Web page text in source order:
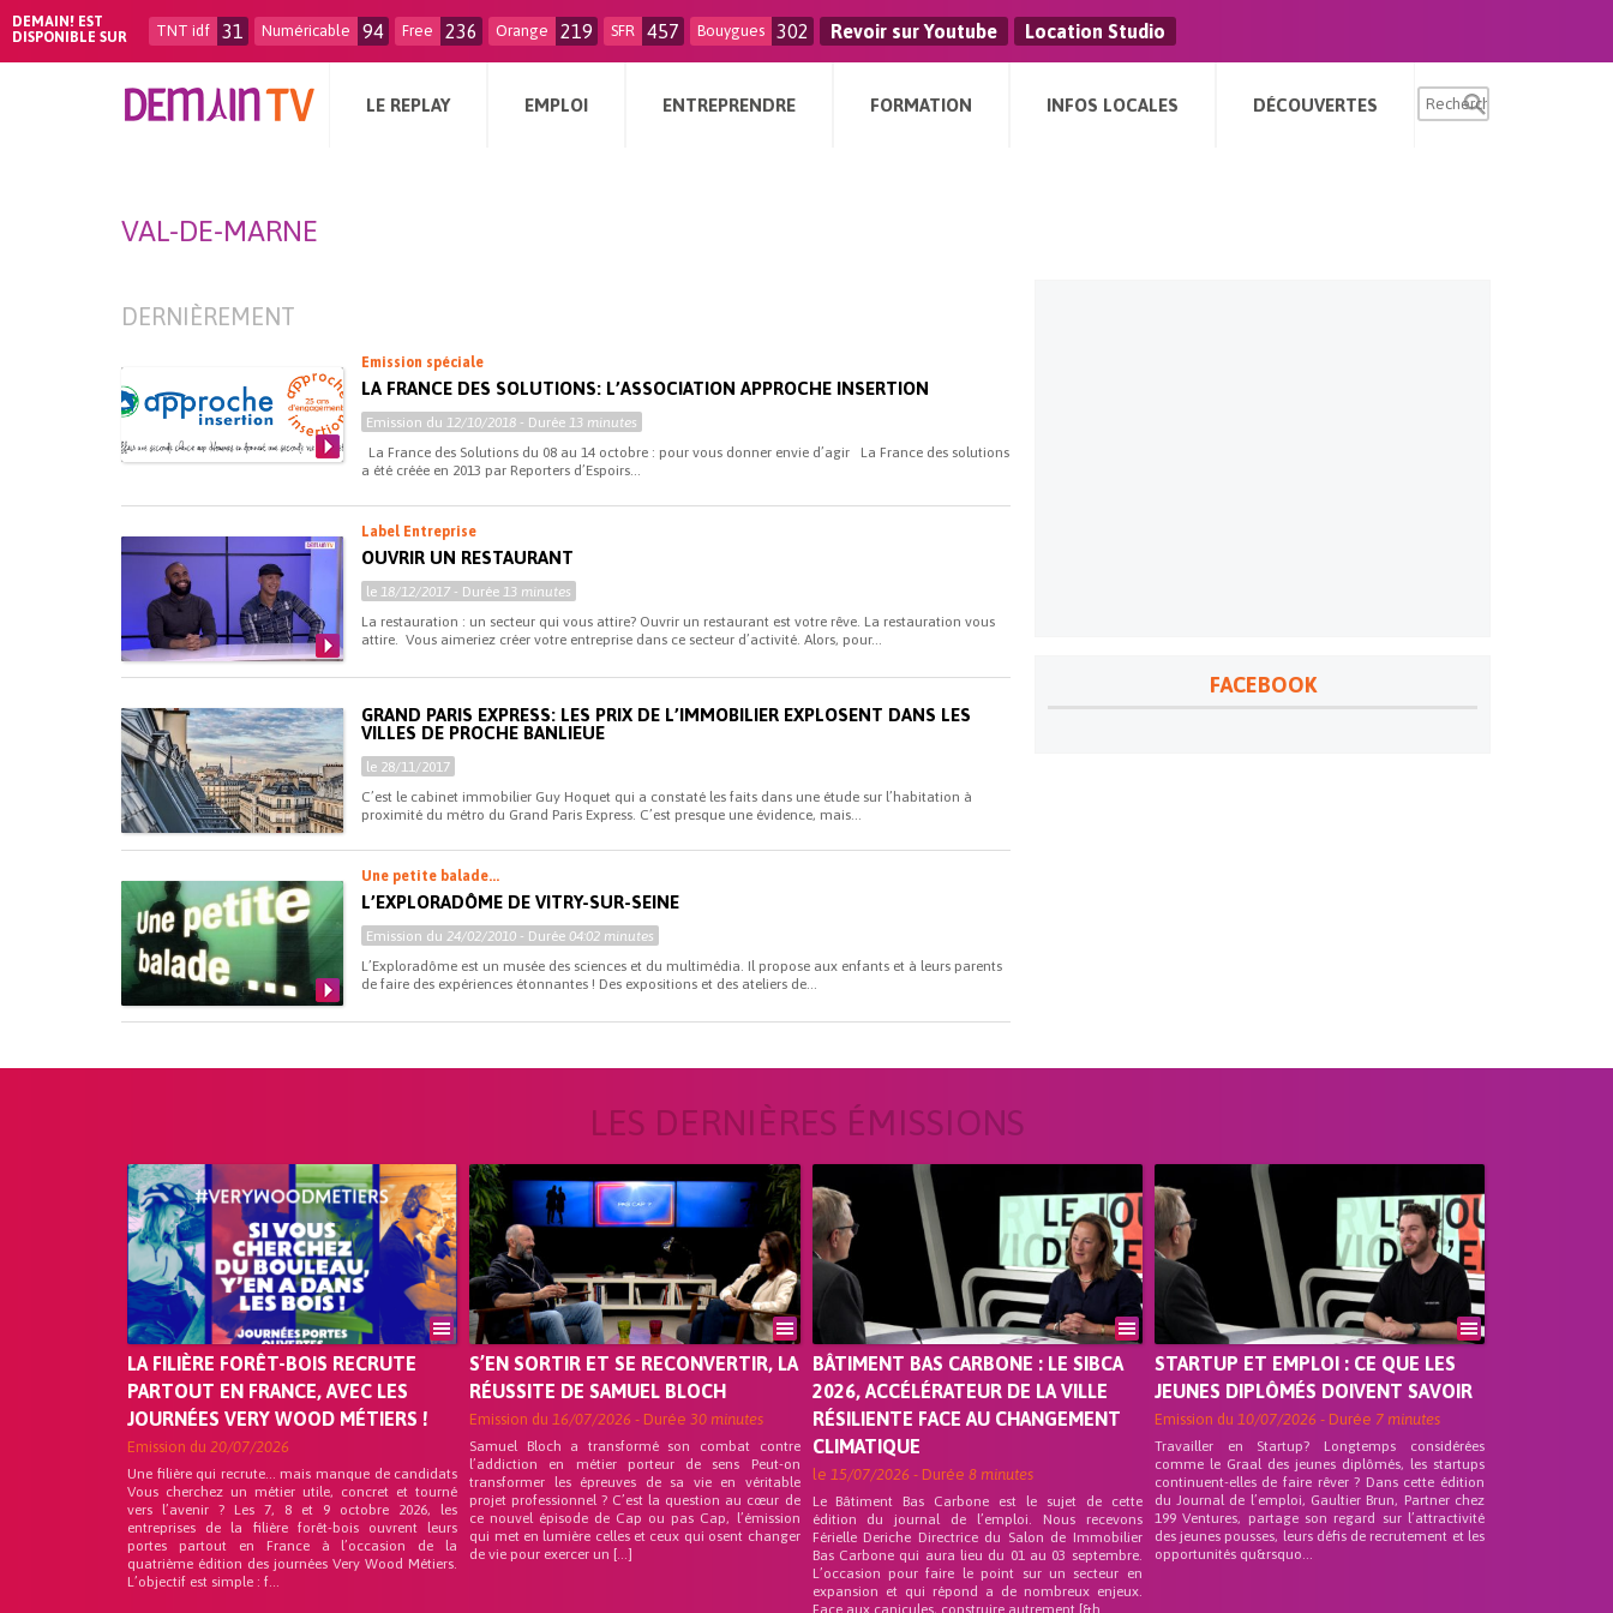
DEMAIN! EST
DISPONIBLE SUR
TNT idf 31 Numéricable 94 Free 236 Orange 219 SFR 457 Bouygues 302 Revoir sur Youtube Location Studio
LE REPLAY EMPLOI ENTREPRENDRE FORMATION INFOS LOCALES DÉCOUVERTES
VAL-DE-MARNE
DERNIÈREMENT
Emission spéciale
LA FRANCE DES SOLUTIONS: L’ASSOCIATION APPROCHE INSERTION
Emission du12/10/2018 - Durée13 minutes
La France des Solutions du 08 au 14 octobre : pour vous donner envie d’agir La France des solutions
a été créée en 2013 par Reporters d’Espoirs...
Label Entreprise
OUVRIR UN RESTAURANT
le18/12/2017 - Durée13 minutes
La restauration : un secteur qui vous attire? Ouvrir un restaurant est votre rêve. La restauration vous
attire. Vous aimeriez créer votre entreprise dans ce secteur d’activité. Alors, pour...
GRAND PARIS EXPRESS: LES PRIX DE L’IMMOBILIER EXPLOSENT DANS LES
VILLES DE PROCHE BANLIEUE
le 28/11/2017
C’est le cabinet immobilier Guy Hoquet qui a constaté les faits dans une étude sur l’habitation à
proximité du métro du Grand Paris Express. C’est presque une évidence, mais...
Une petite balade...
L’EXPLORADÔME DE VITRY-SUR-SEINE
Emission du24/02/2010 - Durée 04:02 minutes
L’Exploradôme est un musée des sciences et du multimédia. Il propose aux enfants et à leurs parents
de faire des expériences étonnantes ! Des expositions et des ateliers de...
FACEBOOK
LES DERNIÈRES ÉMISSIONS
LA FILIÈRE FORÊT-BOIS RECRUTE
PARTOUT EN FRANCE, AVEC LES
JOURNÉES VERY WOOD MÉTIERS !
Emission du 20/07/2026
Une filière qui recrute… mais manque de candidats
Vous cherchez un métier utile, concret et tourné
vers l’avenir ? Les 7, 8 et 9 octobre 2026, les
entreprises de la filière forêt-bois ouvrent leurs
portes partout en France à l’occasion de la
quatrième édition des journées Very Wood Métiers.
L’objectif est simple : f...
S’EN SORTIR ET SE RECONVERTIR, LA
RÉUSSITE DE SAMUEL BLOCH
Emission du16/07/2026 - Durée30 minutes
Samuel Bloch a transformé son combat contre
l’addiction en métier porteur de sens Peut-on
transformer les épreuves de sa vie en véritable
projet professionnel ? C’est la question au cœur de
ce nouvel épisode de Cap ou pas Cap, l’émission
qui met en lumière celles et ceux qui osent changer
de vie pour exercer un […]
BÂTIMENT BAS CARBONE : LE SIBCA
2026, ACCÉLÉRATEUR DE LA VILLE
RÉSILIENTE FACE AU CHANGEMENT
CLIMATIQUE
le 15/07/2026 - Durée 8 minutes
Le Bâtiment Bas Carbone est le sujet de cette
édition du journal de l’emploi. Nous recevons
Férielle Deriche Directrice du Salon de Immobilier
Bas Carbone qui aura lieu du 01 au 03 septembre.
L’occasion pour faire le point sur un secteur en
expansion et qui répond a de nombreux enjeux.
STARTUP ET EMPLOI : CE QUE LES
JEUNES DIPLÔMÉS DOIVENT SAVOIR
Emission du 10/07/2026 - Durée 7 minutes
Travailler en Startup? Longtemps considérées
comme le Graal des jeunes diplômés, les startups
continuent-elles de faire rêver ? Dans cette édition
du Journal de l’emploi, Gaultier Brun, Partner chez
199 Ventures, partage son regard sur l’attractivité
des jeunes pousses, leurs défis de recrutement et les
opportunités qu&rsquo...